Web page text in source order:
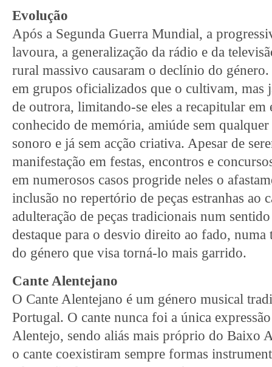
Evolução
Após a Segunda Guerra Mundial, a
lavoura, a generalização da rádio e da
rural massivo causaram o declínio do
em grupos oficializados que o cultivam, mas
de outrora, limitando-se eles a recapitular em
conhecido de memória, amiúde sem
sonoro e já sem acção criativa. Apesar de
manifestação em festas, encontros e
em numerosos casos progride neles o
inclusão no repertório de peças estranhas ao
adulteração de peças tradicionais num
destaque para o desvio direito ao fado, numa
do género que visa torná-lo mais garrido.
Cante Alentejano
O Cante Alentejano é um género musical
Portugal. O cante nunca foi a única
Alentejo, sendo aliás mais próprio do Baixo
o cante coexistiram sempre formas